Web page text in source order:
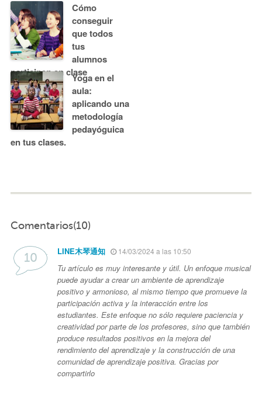
Cómo
conseguir
que todos
tus
alumnos
participen en claseYoga en el
aula:
aplicando una
metodología
pedayóguica
en tus clases.
Comentarios(10)
LINE木琴通知 14/03/2024 a las 10:50
Tu artículo es muy interesante y útil. Un enfoque musical
puede ayudar a crear un ambiente de aprendizaje
positivo y armonioso, al mismo tiempo que promueve la
participación activa y la interacción entre los
estudiantes. Este enfoque no sólo requiere paciencia y
creatividad por parte de los profesores, sino que también
produce resultados positivos en la mejora del
rendimiento del aprendizaje y la construcción de una
comunidad de aprendizaje positiva. Gracias por
compartirlo